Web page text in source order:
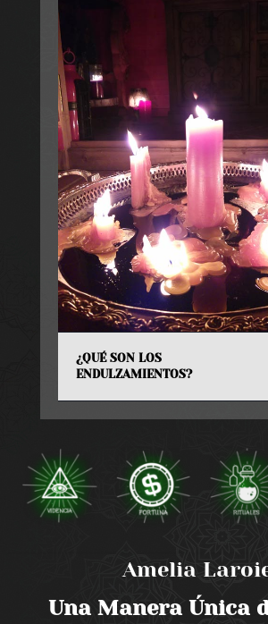
¿QUÉ SON LOS
ENDULZAMIENTOS?
Amelia
Una Manera Única